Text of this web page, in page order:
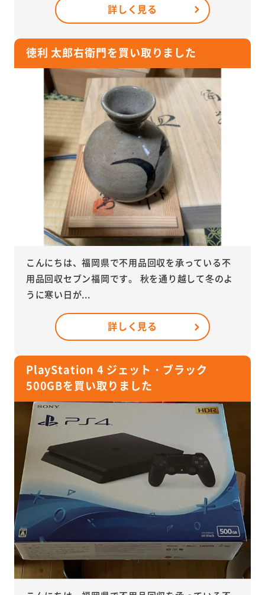
詳しく見る
徳利 太郎右衛門を買い取りました
こんにちは、福岡県で不用品回収を承っている不
用品回収セブン福岡です。 秋を通り越して冬のよ
うに寒い日が...
詳しく見る
PlayStation 4 ジェット・ブラック
500GBを買い取りました